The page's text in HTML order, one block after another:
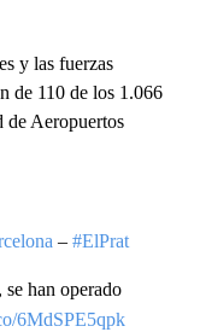
y las fuerzas
de 110 de los 1.066
de Aeropuertos
–#ElPrat
han operado
6MdSPE5qpk